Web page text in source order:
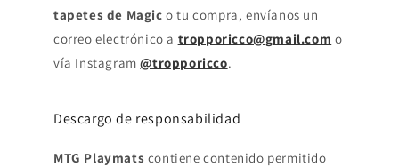
tapetes de Magic o tu compra, envíanos un
correo electrónico a tropporicco@gmail.com o
vía Instagram@tropporicco.
Descargo de responsabilidad
MTG Playmats contiene contenido permitido